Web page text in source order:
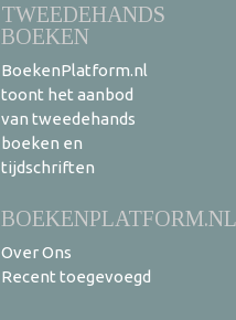
TWEEDEHANDS
BOEKEN
BoekenPlatform.nl
toont het aanbod
van tweedehands
boeken en
tijdschriften
BOEKENPLATFORM.NL
Over Ons
Recent toegevoegd